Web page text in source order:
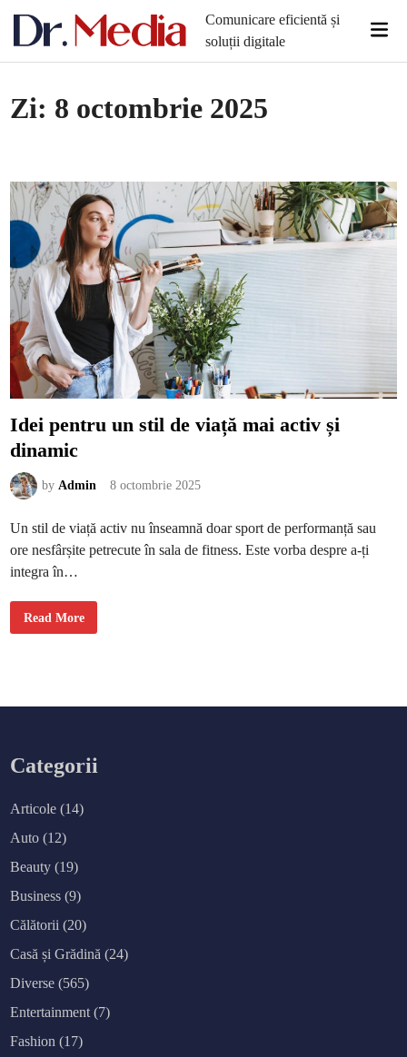
Comunicare eficientă și
soluții digitale
Zi: 8 octombrie 2025
Idei pentru un stil de viață mai activ și
dinamic
byAdmin 8 octombrie 2025
Un stil de viață activ nu înseamnă doar sport de performanță sau
ore nesfârșite petrecute în sala de fitness. Este vorba despre a-ți
integra în…
I
r
s
t
d
e
i
ț
ă
a
a
i
ș
d
i
a
Read More
Categorii
Articole (14)
Auto (12)
Beauty (19)
Business (9)
Călătorii (20)
Casă și Grădină (24)
Diverse (565)
Entertainment (7)
Fashion (17)